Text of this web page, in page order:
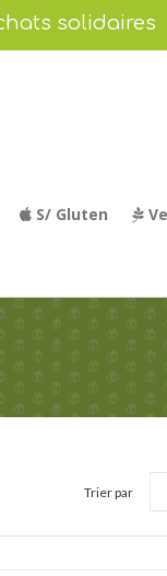
solidaires
S/ Gluten
Trier par